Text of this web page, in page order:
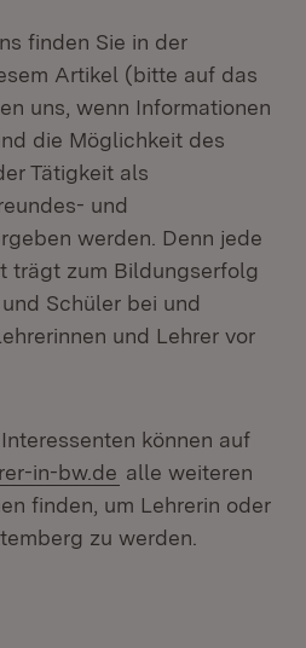
finden Sie in der
Artikel (bitte auf das
uns, wenn Informationen
die Möglichkeit des
Tätigkeit als
und
werden. Denn jede
trägt zum Bildungserfolg
Schüler bei und
und Lehrer vor
können auf
in-bw.de (Öffnet in neuem
alle weiteren
finden, um Lehrerin oder
zu werden.